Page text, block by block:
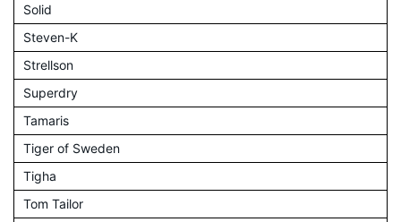
Solid
Steven-K
Strellson
Superdry
Tamaris
Tiger of Sweden
Tigha
Tom Tailor